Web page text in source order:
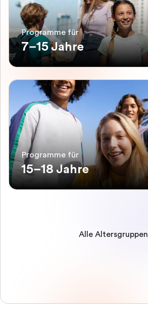
Programme für
7–15 Jahre
Programme für
15–18 Jahre
Alle Altersgruppen